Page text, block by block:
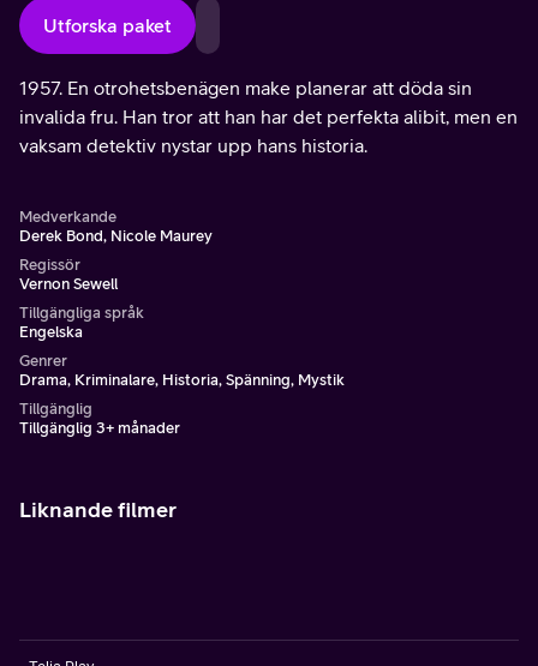
Utforska paket
1957. En otrohetsbenägen make planerar att döda sin
invalida fru. Han tror att han har det perfekta alibit, men en
vaksam detektiv nystar upp hans historia.
Medverkande
Derek Bond, Nicole Maurey
Regissör
Vernon Sewell
Tillgängliga språk
Engelska
Genrer
Drama, Kriminalare, Historia, Spänning, Mystik
Tillgänglig
Tillgänglig 3+ månader
Liknande filmer